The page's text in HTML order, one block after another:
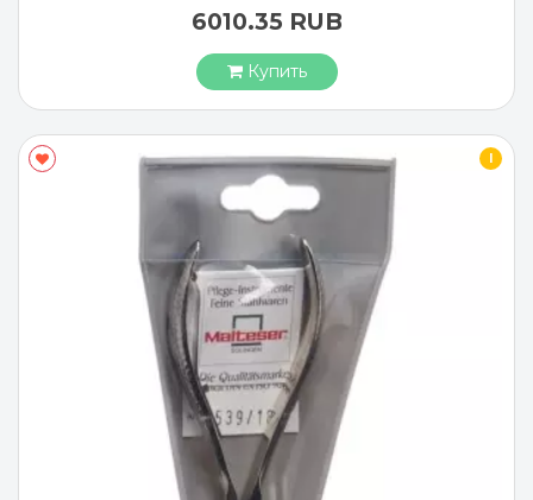
6010.35 RUB
Купить
I